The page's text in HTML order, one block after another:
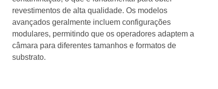
revestimentos de alta qualidade. Os modelos
avançados geralmente incluem configurações
modulares, permitindo que os operadores adaptem a
câmara para diferentes tamanhos e formatos de
substrato.